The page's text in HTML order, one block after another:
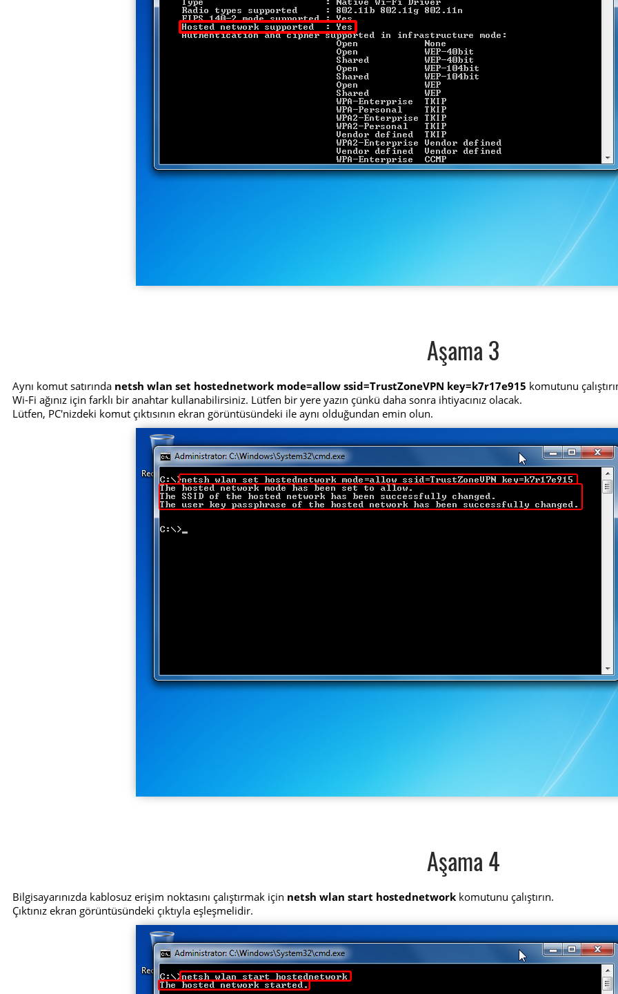
Aşama 3
Aynı komut satırında netsh wlan set hostednetwork mode=allow ssid=TrustZoneVPN key=k7r17e915 komutunu
Wi-Fi ağınız için farklı bir anahtar kullanabilirsiniz. Lütfen bir yere yazın çünkü daha sonra ihtiyacınız olacak.
Lütfen, PC'nizdeki komut çıktısının ekran görüntüsündeki ile aynı olduğundan emin olun.
Aşama 4
Bilgisayarınızda kablosuz erişim noktasını çalıştırmak için netsh wlan start hostednetwork komutunu çalıştırın.
Çıktınız ekran görüntüsündeki çıktıyla eşleşmelidir.